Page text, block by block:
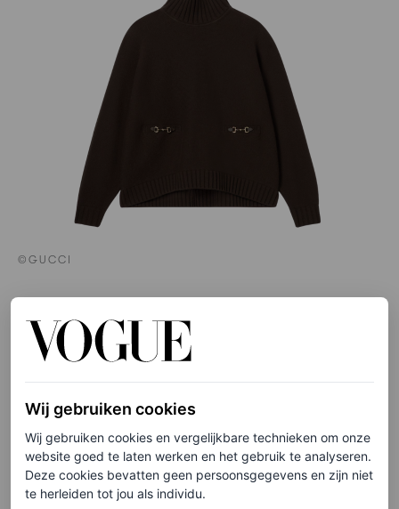
©GUCCI
LEES OOK
Bruine truien zijn ook dit najaar on trend:
Wij gebruiken cookies
Wij gebruiken cookies en vergelijkbare technieken om onze
website goed te laten werken en het gebruik te analyseren.
Deze cookies bevatten geen persoonsgegevens en zijn niet
te herleiden tot jou als individu.